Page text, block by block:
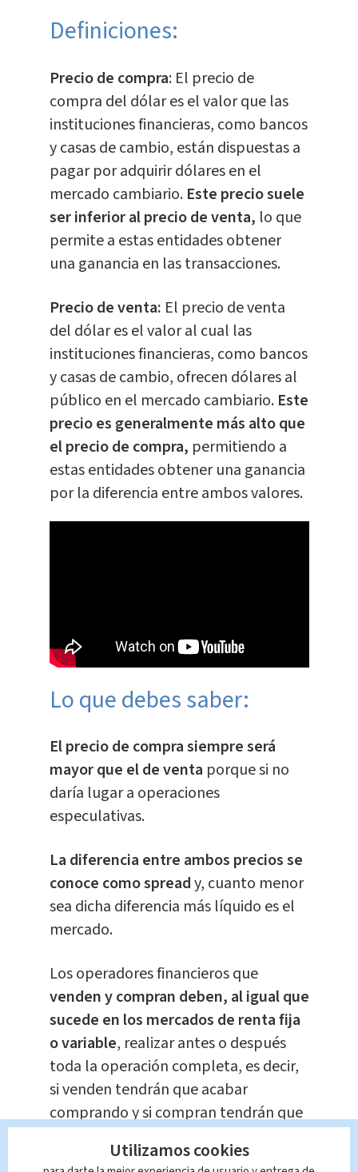
Definiciones:
Precio de compra: El precio de
compra del dólar es el valor que las
instituciones financieras, como bancos
y casas de cambio, están dispuestas a
pagar por adquirir dólares en el
mercado cambiario. Este precio suele
ser inferior al precio de venta, lo que
permite a estas entidades obtener
una ganancia en las transacciones.
Precio de venta: El precio de venta
del dólar es el valor al cual las
instituciones financieras, como bancos
y casas de cambio, ofrecen dólares al
público en el mercado cambiario.Este
precio es generalmente más alto que
el precio de compra, permitiendo a
estas entidades obtener una ganancia
por la diferencia entre ambos valores.
Lo que debes saber:
El precio de compra siempre será
mayor que el de venta porque si no
daría lugar a operaciones
especulativas.
La diferencia entre ambos precios se
conoce como spready, cuanto menor
sea dicha diferencia más líquido es el
mercado.
Los operadores financieros que
venden y compran deben, al igual que
sucede en los mercados de renta fija
o variable, realizar antes o después
toda la operación completa, es decir,
si venden tendrán que acabar
comprando y si compran tendrán que
Utilizamos cookies